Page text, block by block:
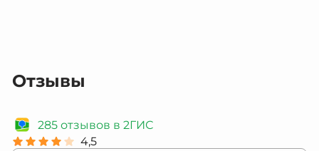
Отзывы
285 отзывов в 2ГИС
4,5